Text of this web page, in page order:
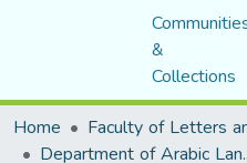
&
Collections
Home
Department of